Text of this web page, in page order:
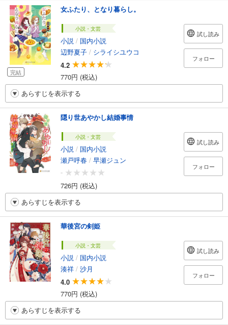
完結
女ふたり、となり暮らし。
小説・文芸
小説 / 国内小説
辺野夏子 / シライシユウコ
4.2
770円 (税込)
試し読み
フォロー
あらすじを表示する
隠り世あやかし結婚事情
小説・文芸
小説 / 国内小説
瀬戸呼春 / 早瀬ジュン
-
726円 (税込)
試し読み
フォロー
あらすじを表示する
華後宮の剣姫
小説・文芸
小説 / 国内小説
湊祥 / 沙月
4.0
770円 (税込)
試し読み
フォロー
あらすじを表示する